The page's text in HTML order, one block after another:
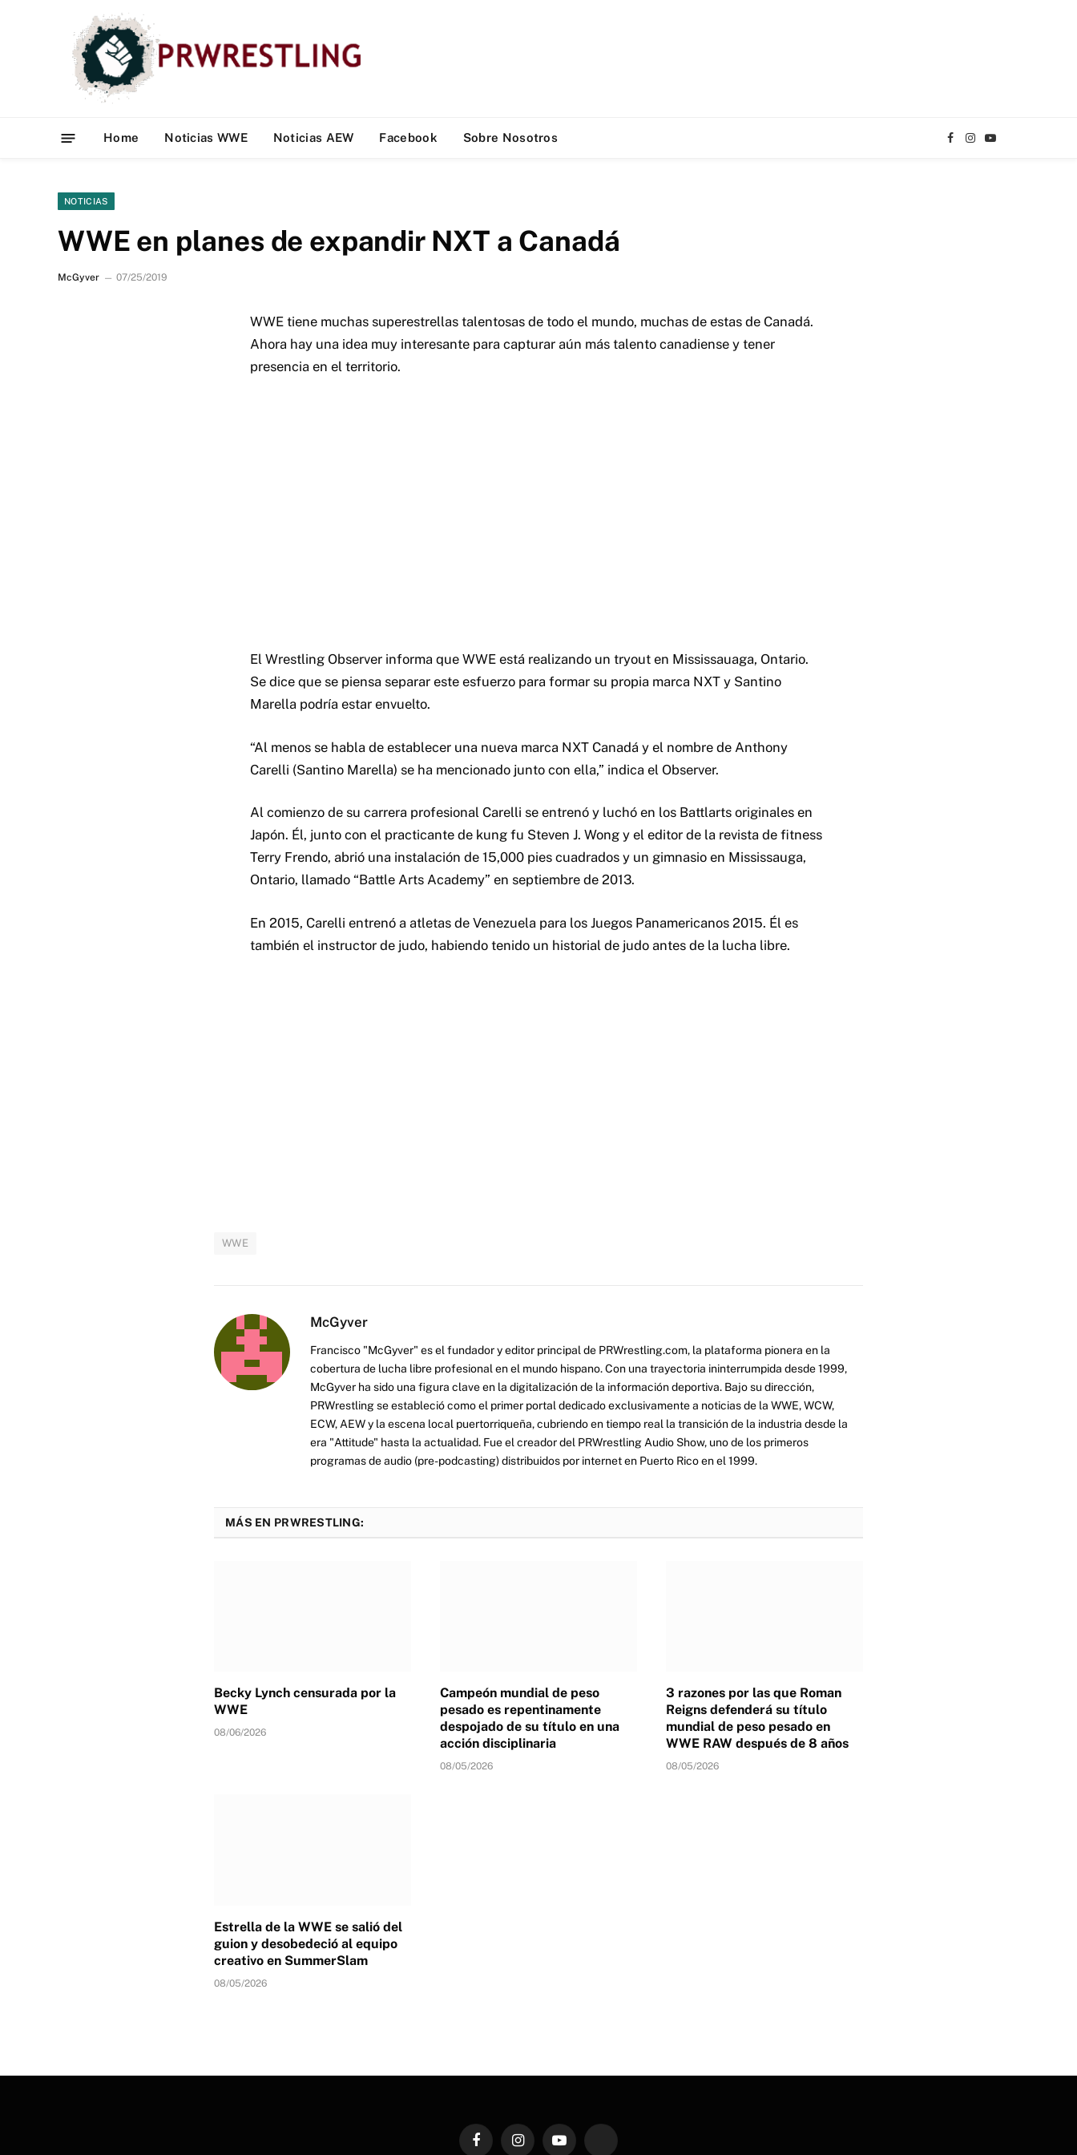
Home Noticias WWE Noticias AEW Facebook Sobre Nosotros
Facebook
Instagram
YouTube
NOTICIAS
WWE en planes de expandir NXT a Canadá
McGyver 07/25/2019
WWE tiene muchas superestrellas talentosas de todo el mundo, muchas de estas de Canadá.
Ahora hay una idea muy interesante para capturar aún más talento canadiense y tener
presencia en el territorio.
El Wrestling Observer informa que WWE está realizando un tryout en Mississauaga, Ontario.
Se dice que se piensa separar este esfuerzo para formar su propia marca NXT y Santino
Marella podría estar envuelto.
“Al menos se habla de establecer una nueva marca NXT Canadá y el nombre de Anthony
Carelli (Santino Marella) se ha mencionado junto con ella,” indica el Observer.
Al comienzo de su carrera profesional Carelli se entrenó y luchó en los Battlarts originales en
Japón. Él, junto con el practicante de kung fu Steven J. Wong y el editor de la revista de fitness
Terry Frendo, abrió una instalación de 15,000 pies cuadrados y un gimnasio en Mississauga,
Ontario, llamado “Battle Arts Academy” en septiembre de 2013.
En 2015, Carelli entrenó a atletas de Venezuela para los Juegos Panamericanos 2015. Él es
también el instructor de judo, habiendo tenido un historial de judo antes de la lucha libre.
WWE
McGyver
Francisco "McGyver" es el fundador y editor principal de PRWrestling.com, la plataforma pionera en la
cobertura de lucha libre profesional en el mundo hispano. Con una trayectoria ininterrumpida desde 1999,
McGyver ha sido una figura clave en la digitalización de la información deportiva. Bajo su dirección,
PRWrestling se estableció como el primer portal dedicado exclusivamente a noticias de la WWE, WCW,
ECW, AEW y la escena local puertorriqueña, cubriendo en tiempo real la transición de la industria desde la
era "Attitude" hasta la actualidad. Fue el creador del PRWrestling Audio Show, uno de los primeros
programas de audio (pre-podcasting) distribuidos por internet en Puerto Rico en el 1999.
MÁS EN PRWRESTLING:
Becky Lynch censurada por la
WWE
08/06/2026
Campeón mundial de peso
pesado es repentinamente
despojado de su título en una
acción disciplinaria
08/05/2026
3 razones por las que Roman
Reigns defenderá su título
mundial de peso pesado en
WWE RAW después de 8 años
08/05/2026
Estrella de la WWE se salió del
guion y desobedeció al equipo
creativo en SummerSlam
08/05/2026
FacebookInstagramYouTube TikTok